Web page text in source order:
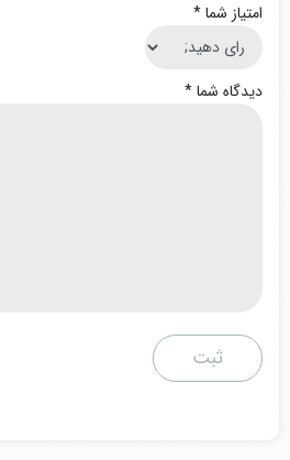
امتیاز شما*
دیدگاه شما*